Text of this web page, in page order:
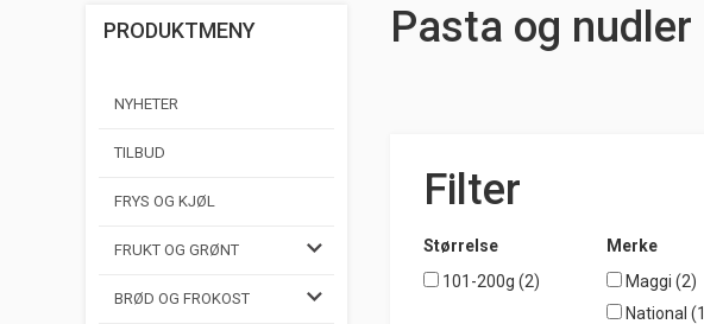
PRODUKTMENY
NYHETER
TILBUD
FRYS OG KJØL
FRUKT OG GRØNT
BRØD OG FROKOST
Pasta og nudler
Filter
Størrelse
101-200g (2)
Merke
Maggi (2)
National (1